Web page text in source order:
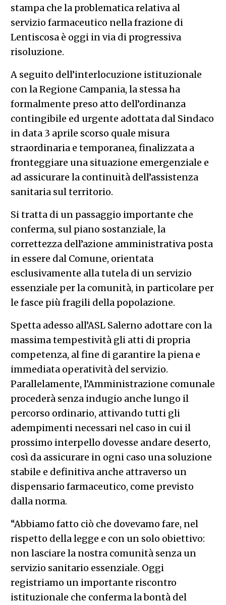
stampa che la problematica relativa al
servizio farmaceutico nella frazione di
Lentiscosa è oggi in via di progressiva
risoluzione.
A seguito dell’interlocuzione istituzionale
con la Regione Campania, la stessa ha
formalmente preso atto dell’ordinanza
contingibile ed urgente adottata dal Sindaco
in data 3 aprile scorso quale misura
straordinaria e temporanea, finalizzata a
fronteggiare una situazione emergenziale e
ad assicurare la continuità dell’assistenza
sanitaria sul territorio.
Si tratta di un passaggio importante che
conferma, sul piano sostanziale, la
correttezza dell’azione amministrativa posta
in essere dal Comune, orientata
esclusivamente alla tutela di un servizio
essenziale per la comunità, in particolare per
le fasce più fragili della popolazione.
Spetta adesso all’ASL Salerno adottare con la
massima tempestività gli atti di propria
competenza, al fine di garantire la piena e
immediata operatività del servizio.
Parallelamente, l’Amministrazione comunale
procederà senza indugio anche lungo il
percorso ordinario, attivando tutti gli
adempimenti necessari nel caso in cui il
prossimo interpello dovesse andare deserto,
così da assicurare in ogni caso una soluzione
stabile e definitiva anche attraverso un
dispensario farmaceutico, come previsto
dalla norma.
“Abbiamo fatto ciò che dovevamo fare, nel
rispetto della legge e con un solo obiettivo:
non lasciare la nostra comunità senza un
servizio sanitario essenziale. Oggi
registriamo un importante riscontro
istituzionale che conferma la bontà del